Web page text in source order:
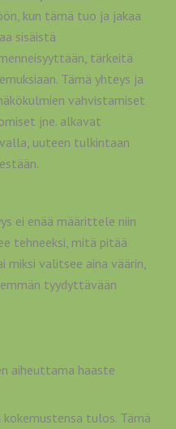
kun tämä tuo ja jakaa
sisäistä
tärkeitä
Tämä yhteys ja
vahvistamiset
jne. alkavat
uuteen tulkintaan
ei enää määrittele niin
tehneeksi, mitä pitää
miksi valitsee aina väärin,
tyydyttävään
aiheuttama haaste
tulos. Tämä